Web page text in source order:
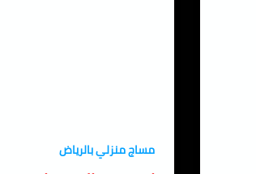
مساج منزلي بالرياض